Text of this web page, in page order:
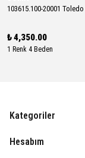
₺ 4,350.00
1 Renk 4 Beden
Kategoriler
Hesabım